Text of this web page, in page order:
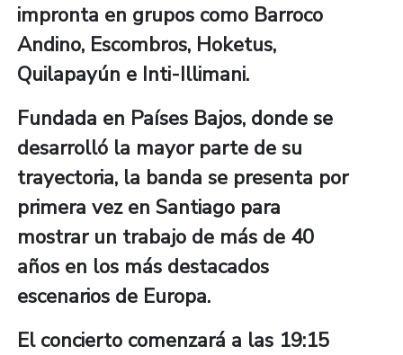
impronta en grupos como Barroco
Andino, Escombros, Hoketus,
Quilapayún e Inti-Illimani.
Fundada en Países Bajos, donde se
desarrolló la mayor parte de su
trayectoria, la banda se presenta por
primera vez en Santiago para
mostrar un trabajo de más de 40
años en los más destacados
escenarios de Europa.
El concierto comenzará a las 19:15